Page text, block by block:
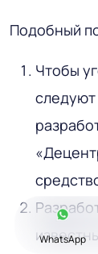
Подобный
Чтобы
следуют
WhatsApp